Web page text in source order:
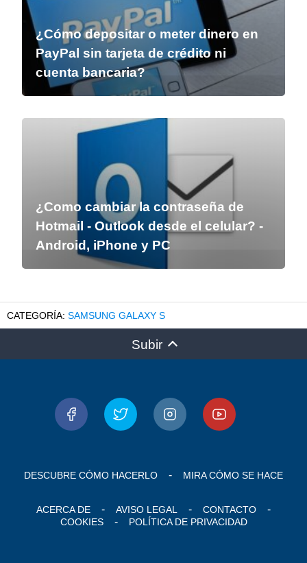
¿Cómo depositar o meter dinero en
PayPal sin tarjeta de crédito ni
cuenta bancaria?
¿Como cambiar la contraseña de
Hotmail - Outlook desde el celular? -
Android, iPhone y PC
SAMSUNG GALAXY S
Subir
DESCUBRE CÓMO HACERLO MIRA CÓMO SE HACE
ACERCA DE AVISO LEGAL
CONTACTO
COOKIES
POLÍTICA DE PRIVACIDAD